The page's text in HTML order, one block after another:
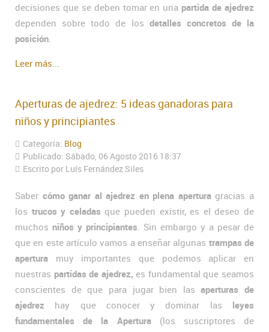
decisiones que se deben tomar en una partida de ajedrez
dependen sobre todo de los detalles concretos de la
posición
Leer más...
Aperturas de ajedrez: 5 ideas ganadoras para
niños y principiantes
Categoría: Blog
Publicado: Sábado, 06 Agosto 2016 18:37
Escrito por Luís Fernández Siles
Saber cómo ganar al ajedrez en plena aperturagracias a
los trucos y celadas que pueden existir, es el deseo de
muchos niños y principiantes. Sin embargo y a pesar de
que en este artículo vamos a enseñar algunas trampas de
apertura muy importantes que podemos aplicar en
nuestras partidas de ajedrez, es fundamental que seamos
conscientes de que para jugar bien lasaperturas de
ajedrez hay que conocer y dominar las leyes
fundamentales de la Apertura(los suscriptores de